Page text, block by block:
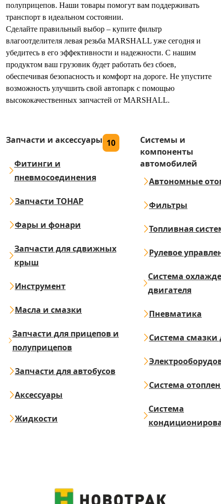
полуприцепов. Наши товары помогут вам поддерживать
транспорт в идеальном состоянии.
Сделайте правильный выбор – купите фильтр
влагоотделителя левая резьба MARSHALL уже сегодня и
убедитесь в его эффективности и надежности. С нашим
продуктом ваш грузовик будет работать без сбоев,
обеспечивая безопасность и комфорт на дороге. Не упустите
возможность улучшить свой автопарк с помощью
высококачественных запчастей от MARSHALL.
Запчасти и аксессуары 10
Фитинги и
пневмосоединения
Запчасти ТОНАР
Фары и фонари
Запчасти для сдвижных
крыш
Инструмент
Масла и смазки
Запчасти для прицепов и
полуприцепов
Запчасти для автобусов
Аксессуары
Жидкости
Системы и
компоненты
автомобилей
Автономные
Фильтры
Топливная
Рулевое
Система
двигателя
Пневматика
Система смазки
Система
Система